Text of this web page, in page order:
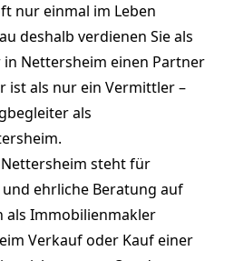
nur einmal im Leben
deshalb verdienen Sie als
Nettersheim einen Partner
ist als nur ein Vermittler –
als
steht für
ehrliche Beratung auf
als Immobilienmakler
Verkauf oder Kauf einer